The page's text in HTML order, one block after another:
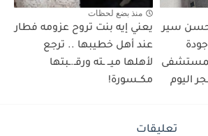
حسن سير
بمستشفى
اليوم
منذ بضع لحظات
يعني إيه بنت تروح عزومه فطار
عند أهل خطيبها .. ترجع
لأهلها ميــ ـته ورقـ.ـبتها
مكــسورة!
تعليقات